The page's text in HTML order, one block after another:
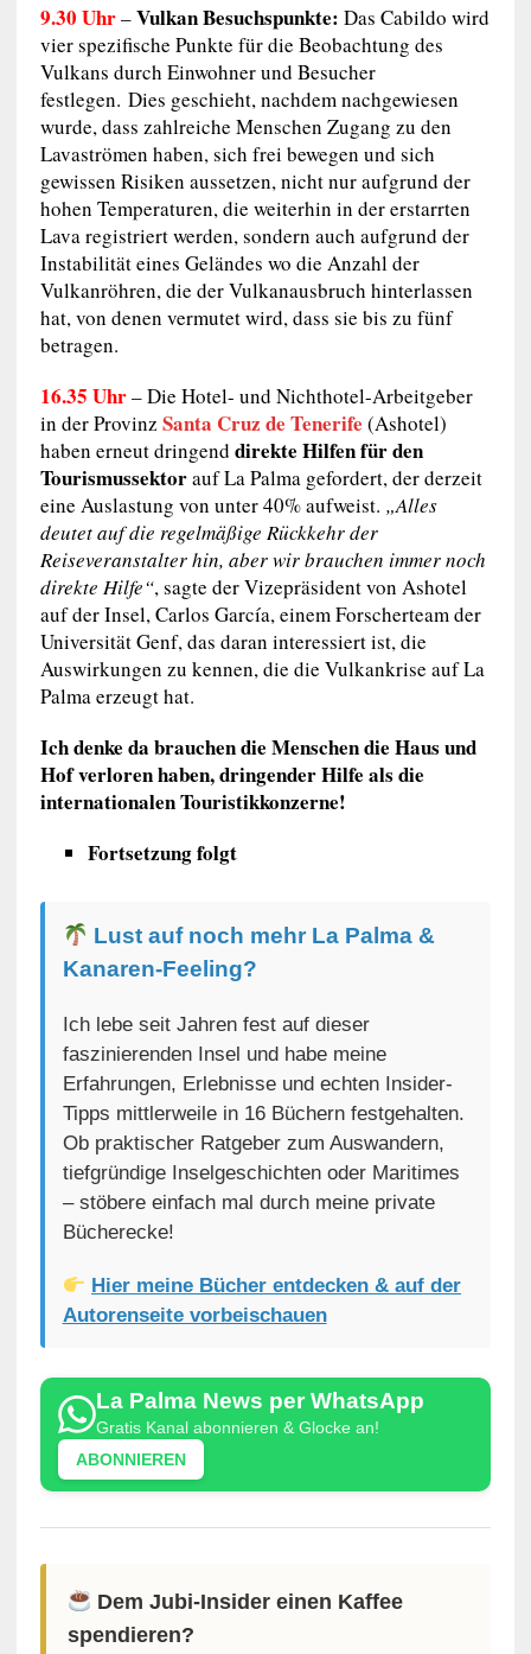
9.30 Uhr–Vulkan Besuchspunkte: Das Cabildo wird
vier spezifische Punkte für die Beobachtung des
Vulkans durch Einwohner und Besucher
festlegen. Dies geschieht, nachdem nachgewiesen
wurde, dass zahlreiche Menschen Zugang zu den
Lavaströmen haben, sich frei bewegen und sich
gewissen Risiken aussetzen, nicht nur aufgrund der
hohen Temperaturen, die weiterhin in der erstarrten
Lava registriert werden, sondern auch aufgrund der
Instabilität eines Geländes wo die Anzahl der
Vulkanröhren, die der Vulkanausbruch hinterlassen
hat, von denen vermutet wird, dass sie bis zu fünf
betragen.
16.35 Uhr–Die Hotel- und Nichthotel-Arbeitgeber
in der Provinz Santa Cruz de Tenerife (Ashotel)
haben erneut dringend direkte Hilfen für den
Tourismussektorauf La Palma gefordert, der derzeit
eine Auslastung von unter 40% aufweist. „Alles
deutet auf die regelmäßige Rückkehr der
Reiseveranstalter hin, aber wir brauchen immer noch
direkte Hilfe“, sagte der Vizepräsident von Ashotel
auf der Insel, Carlos García, einem Forscherteam der
Universität Genf, das daran interessiert ist, die
Auswirkungen zu kennen, die die Vulkankrise auf La
Palma erzeugt hat.
Ich denke da brauchen die Menschen die Haus und
Hof verloren haben, dringender Hilfe als die
internationalen Touristikkonzerne!
Fortsetzung folgt
Lust auf noch mehr La Palma &
Kanaren-Feeling?
Ich lebe seit Jahren fest auf dieser
faszinierenden Insel und habe meine
Erfahrungen, Erlebnisse und echten Insider-
Tipps mittlerweile in 16 Büchern festgehalten.
Ob praktischer Ratgeber zum Auswandern,
tiefgründige Inselgeschichten oder Maritimes
– stöbere einfach mal durch meine private
Bücherecke!
Hier meine Bücher entdecken & auf der
Autorenseite vorbeischauen
La Palma News per WhatsApp
Gratis Kanal abonnieren & Glocke an!
ABONNIEREN
Dem Jubi-Insider einen Kaffee
spendieren?